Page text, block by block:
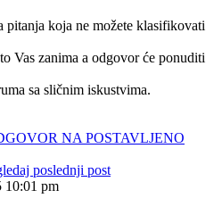
pitanja koja ne možete klasifikovati
Vas zanima a odgovor će ponuditi
sa sličnim iskustvima.
NA POSTAVLJENO
poslednji post
10:01 pm